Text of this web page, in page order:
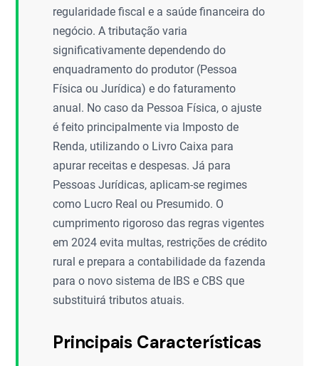
regularidade fiscal e a saúde financeira do
negócio. A tributação varia
significativamente dependendo do
enquadramento do produtor (Pessoa
Física ou Jurídica) e do faturamento
anual. No caso da Pessoa Física, o ajuste
é feito principalmente via Imposto de
Renda, utilizando o Livro Caixa para
apurar receitas e despesas. Já para
Pessoas Jurídicas, aplicam-se regimes
como Lucro Real ou Presumido. O
cumprimento rigoroso das regras vigentes
em 2024 evita multas, restrições de crédito
rural e prepara a contabilidade da fazenda
para o novo sistema de IBS e CBS que
substituirá tributos atuais.
Principais Características